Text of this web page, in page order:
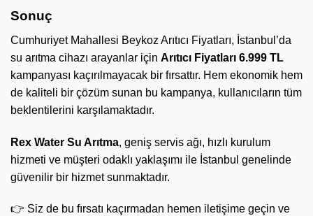
Sonuç
Cumhuriyet Mahallesi Beykoz Arıtıcı Fiyatları, İstanbul’da
su arıtma cihazı arayanlar için Arıtıcı Fiyatları 6.999 TL
kampanyası kaçırılmayacak bir fırsattır. Hem ekonomik hem
de kaliteli bir çözüm sunan bu kampanya, kullanıcıların tüm
beklentilerini karşılamaktadır.
Rex Water Su Arıtma, geniş servis ağı, hızlı kurulum
hizmeti ve müşteri odaklı yaklaşımı ile İstanbul genelinde
güvenilir bir hizmet sunmaktadır.
👉 Siz de bu fırsatı kaçırmadan hemen iletişime geçin ve